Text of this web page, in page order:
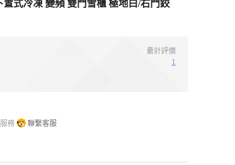
式冷凍 變頻 雙門雪櫃 極地白/右門鉸
纍計評價
1
務 聯繫客服